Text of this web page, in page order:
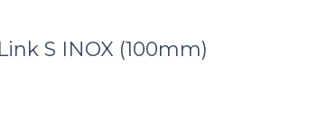
S INOX (100mm)